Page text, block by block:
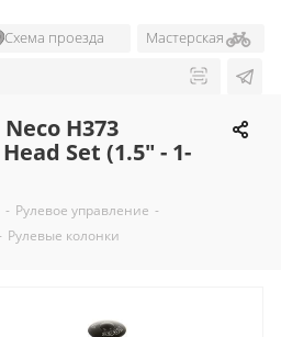
Схема проезда Мастерская
H373
Set (1.5" - 1-
- Рулевое управление -
Рулевые колонки